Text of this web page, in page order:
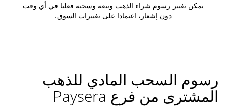
يمكن تغيير رسوم شراء الذهب وبيعه وسحبه فعليا في أي وقت
دون إشعار، اعتمادا على تغييرات السوق.
رسوم السحب المادي للذهب
المشترى من فرع Paysera